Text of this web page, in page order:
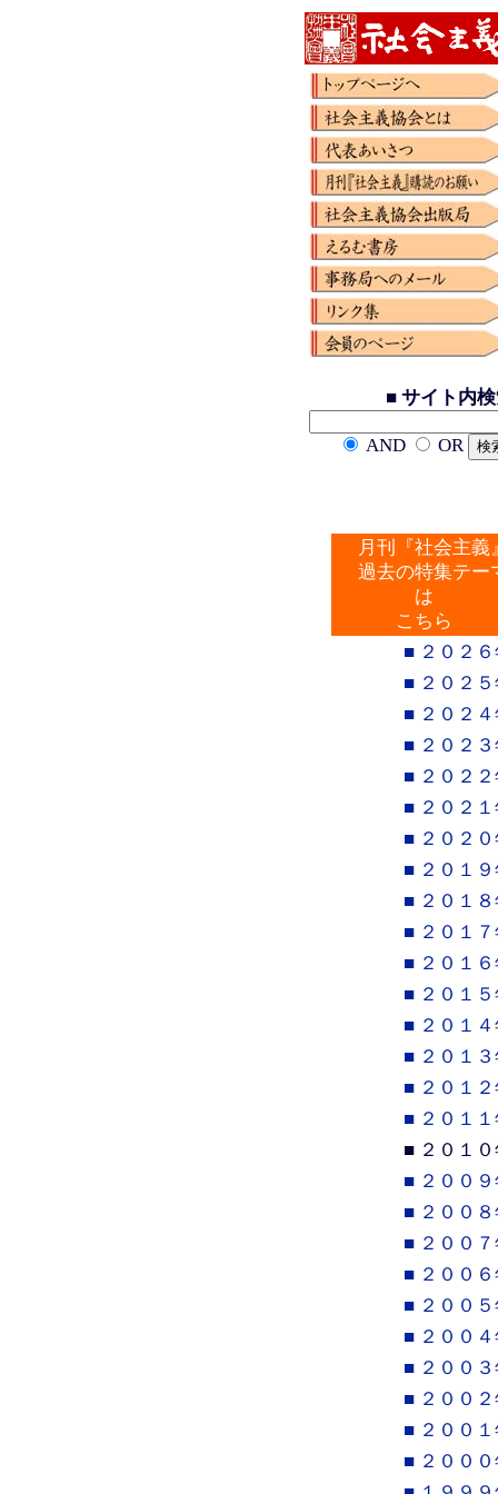
■ サイト内
AND OR
月刊『社会主義』
過去の特集テー
は
こちら
■ ２０２
■ ２０２
■ ２０２
■ ２０２
■ ２０２
■ ２０２
■ ２０２
■ ２０１
■ ２０１
■ ２０１
■ ２０１
■ ２０１
■ ２０１
■ ２０１
■ ２０１
■ ２０１
■ ２０１
■ ２００
■ ２００
■ ２００
■ ２００
■ ２００
■ ２００
■ ２００
■ ２００
■ ２００
■ ２００